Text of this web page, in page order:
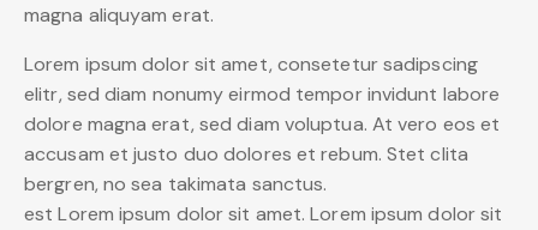
magna aliquyam erat.
Lorem ipsum dolor sit amet, consetetur sadipscing
elitr, sed diam nonumy eirmod tempor invidunt labore
dolore magna erat, sed diam voluptua. At vero eos et
accusam et justo duo dolores et rebum. Stet clita
bergren, no sea takimata sanctus.
est Lorem ipsum dolor sit amet. Lorem ipsum dolor sit